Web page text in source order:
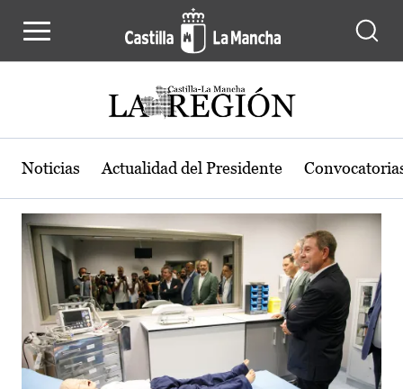
Actualidad de la región de Castilla-
Noticias Actualidad del Presidente